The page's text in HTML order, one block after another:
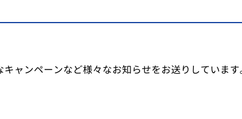
ャンペーンなど様々なお知らせをお送りしています